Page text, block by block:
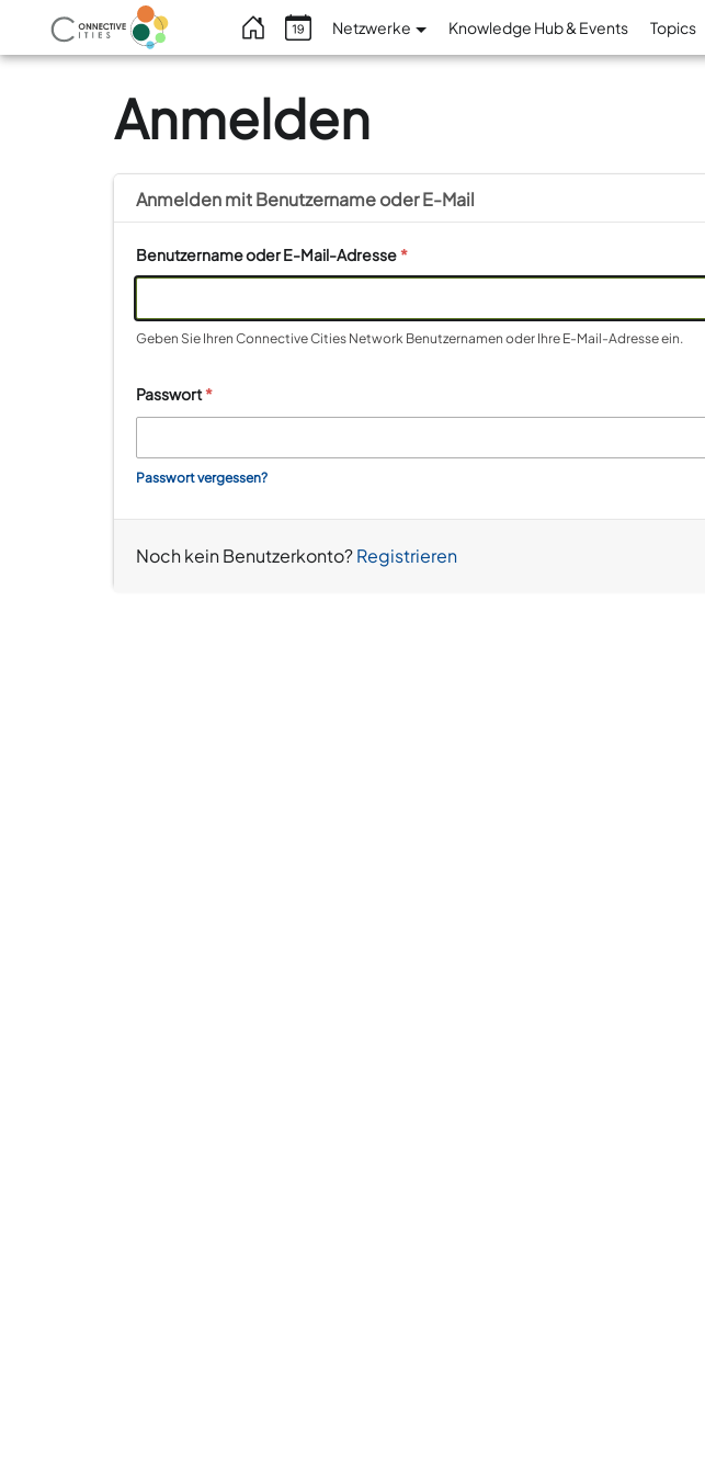
Netzwerke Knowledge Hub & Events Topics
Benutzermenü
Anmelden
Anmelden mitBenutzernameoderE-Mail
Benutzername oder E-Mail-Adresse*
Geben Sie Ihren Connective Cities Network Benutzernamen oder Ihre E-Mail-Adresse ein.
Passwort*
Passwort vergessen?
Noch kein Benutzerkonto?Registrieren